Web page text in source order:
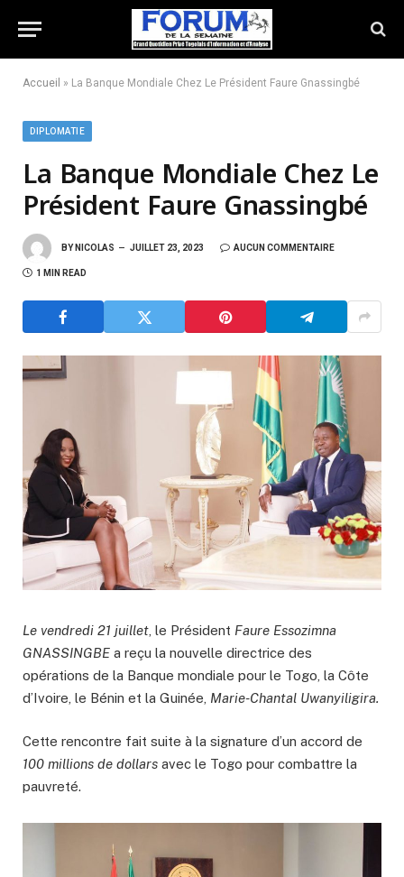
Accueil » La Banque Mondiale Chez Le Président Faure Gnassingbé
DIPLOMATIE
La Banque Mondiale Chez Le
Président Faure Gnassingbé
BY NICOLAS JUILLET 23, 2023 AUCUN COMMENTAIRE
1 MIN READ
Le vendredi 21 juillet , le Président Faure Essozimna
GNASSINGBE a reçu la nouvelle directrice des
opérations de la Banque mondiale pour le Togo, la Côte
d’Ivoire, le Bénin et la Guinée, Marie-Chantal Uwanyiligira.
Cette rencontre fait suite à la signature d’un accord de
100 millions de dollars avec le Togo pour combattre la
pauvreté.